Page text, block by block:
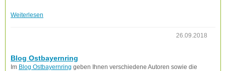
Weiterlesen
26.09.2018
Blog Ostbayernring
Im Blog Ostbayernring geben Ihnen verschiedene Autoren sowie die